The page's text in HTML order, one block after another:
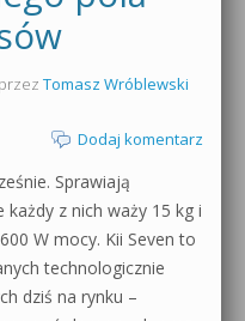
przez Tomasz Wróblewski
Dodaj komentarz
Sprawiają
każdy z nich waży 15 kg i
W mocy. Kii Seven to
technologicznie
dziś na rynku –